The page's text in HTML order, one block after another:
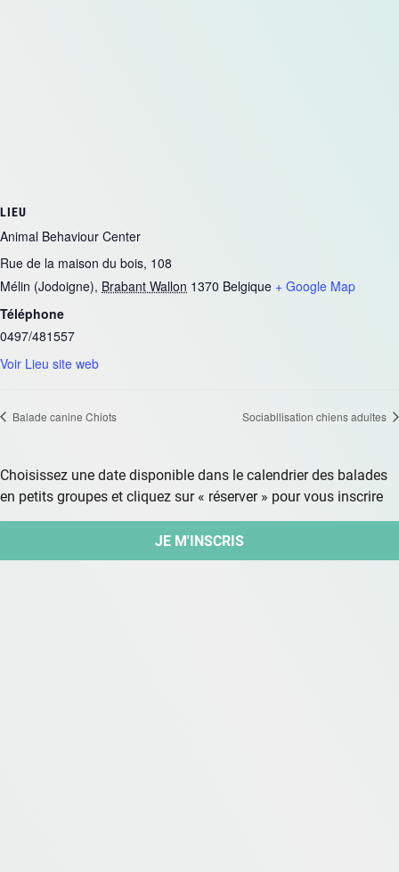
LIEU
Animal Behaviour Center
Rue de la maison du bois, 108
Mélin (Jodoigne), Brabant Wallon 1370 Belgique + Google Map
Téléphone
0497/481557
Voir Lieu site web
Balade canine Chiots Sociabilisation chiens adultes
Choisissez une date disponible dans le calendrier des balades
en petits groupes et cliquez sur « réserver » pour vous inscrire
JE M'INSCRIS